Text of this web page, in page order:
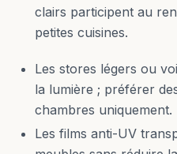
clairs participent au
petites cuisines.
Les stores légers ou
la lumière ; préférer
chambres uniquement.
Les films anti-UV